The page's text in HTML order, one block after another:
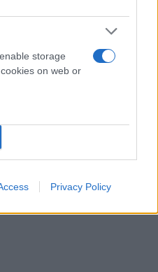
storage
on web or
Privacy Policy
τη γέφυρα του